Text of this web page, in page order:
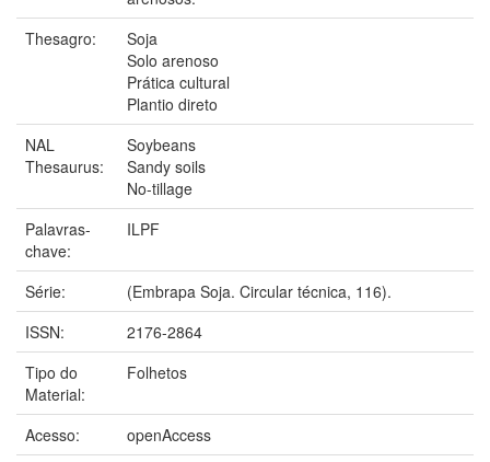
Thesagro:
Soja
Solo arenoso
Prática cultural
Plantio direto
NAL
Thesaurus:
Soybeans
Sandy soils
No-tillage
Palavras-
chave:
ILPF
Série:
(Embrapa Soja. Circular técnica, 116).
ISSN:
2176-2864
Tipo do
Material:
Folhetos
Acesso:
openAccess